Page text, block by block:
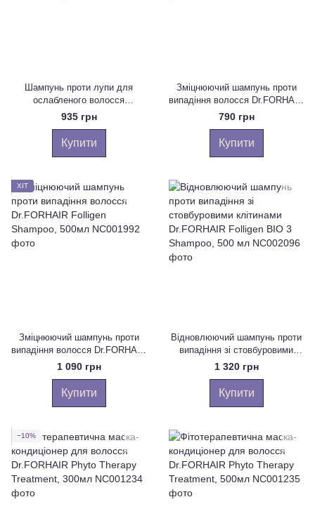
Шампунь проти лупи для
ослабленого волосся
Dr.FORHAIR Folligen Anti-
Dandruff Shampoo, 300мл
935 грн
Купити
Зміцнюючий шампунь проти
випадіння волосся Dr.FORHAIR
Folligen Shampoo, 300мл
790 грн
Купити
ХІТ
Зміцнюючий шампунь проти
випадіння волосся Dr.FORHAIR
Folligen Shampoo, 500мл
1 090 грн
Купити
Відновлюючий шампунь проти
випадіння зі стовбуровими
клітинами Dr.FORHAIR Folligen
BIO 3 Shampoo, 500 мл
1 320 грн
Купити
−10%